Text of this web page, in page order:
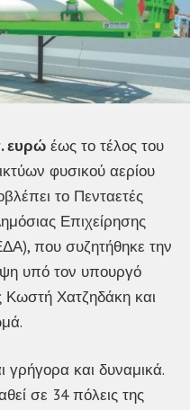
ευρώ έως το τέλος του
φυσικού αερίου
το Πενταετές
Επιχείρησης
που συζητήθηκε την
υπό τον υπουργό
Κωστή Χατζηδάκη και
γρήγορα και δυναμικά.
σε 34 πόλεις της